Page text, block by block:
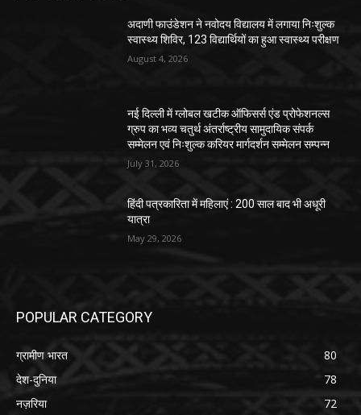
अदाणी फाउंडेशन ने नवोदय विद्यालय में लगाया निःशुल्क
स्वास्थ्य शिविर, 123 विद्यार्थियों का हुआ स्वास्थ्य परीक्षण
August 4, 2026
नई दिल्ली में ग्लोबल खटीक ऑफिसर्स एंड प्रोफेशनल्स
ग्रुप का भव्य चतुर्थ अंतर्राष्ट्रीय सामुदायिक संपर्क
सम्मेलन एवं निःशुल्क करियर मार्गदर्शन सम्मेलन सम्पन्न
July 31, 2026
हिंदी पत्रकारिता में महिलाएं : 200 साल बाद भी अधूरी
यात्रा
May 29, 2026
POPULAR CATEGORY
ग्रामीण भारत
80
देश-दुनिया
78
नज़रिया
72